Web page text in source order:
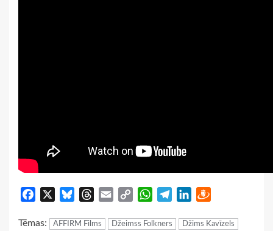
Facebook BlueskyThreads
Email
Copy
WhatsApp
TelegramLinkedIn
Tēmas: AFFIRM Films Džeimss Folkners
Džims Kavīzels